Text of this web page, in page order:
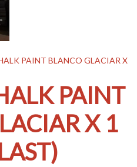
PAINT BLANCO GLACIAR X
PAINT
X 1